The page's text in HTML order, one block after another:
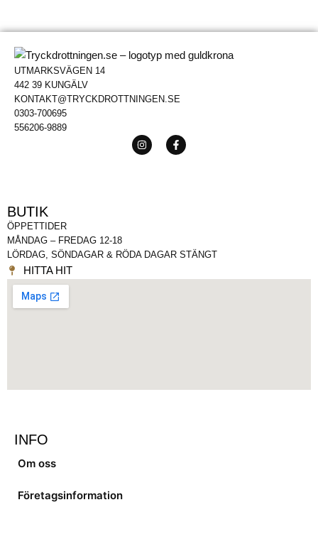
UTMARKSVÄGEN 14
442 39 KUNGÄLV
KONTAKT@TRYCKDROTTNINGEN.SE
0303-700695
556206-9889
BUTIK
ÖPPETTIDER
MÅNDAG – FREDAG 12-18
LÖRDAG, SÖNDAGAR & RÖDA DAGAR STÄNGT
HITTA HIT
INFO
Om oss
Företagsinformation